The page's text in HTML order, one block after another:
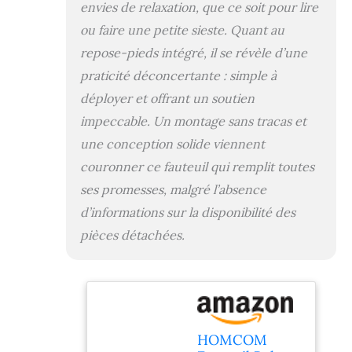
entretien facile
SPÉCIFICATIONS :
87l x 100H cm -
dim. inclinées : 78L
x 151l x 89H cm -
52l x 45H cm -
hauteur accoudoirs
: 53 cm - charge
max.
recommandée : 120
Kg. Pour des
envies de relaxation, que ce soit pour lire
ou faire une petite sieste. Quant au
repose-pieds intégré, il se révèle d’une
praticité déconcertante : simple à
déployer et offrant un soutien
impeccable. Un montage sans tracas et
une conception solide viennent
couronner ce fauteuil qui remplit toutes
ses promesses, malgré l’absence
d’informations sur la disponibilité des
pièces détachées.
HOMCOM